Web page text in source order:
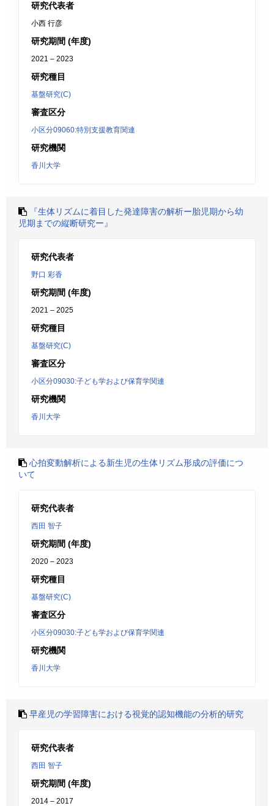
研究代表者
小西 行彦
研究期間 (年度)
2021 – 2023
研究種目
基盤研究(C)
審査区分
小区分09060:特別支援教育関連
研究機関
香川大学
『生体リズムに着目した発達障害の解析ー胎児期から幼
児期までの縦断研究ー』
研究代表者
野口 彩香
研究期間 (年度)
2021 – 2025
研究種目
基盤研究(C)
審査区分
小区分09030:子ども学および保育学関連
研究機関
香川大学
心拍変動解析による新生児の生体リズム形成の評価につ
いて
研究代表者
西田 智子
研究期間 (年度)
2020 – 2023
研究種目
基盤研究(C)
審査区分
小区分09030:子ども学および保育学関連
研究機関
香川大学
早産児の学習障害における視覚的認知機能の分析的研究
研究代表者
西田 智子
研究期間 (年度)
2014 – 2017